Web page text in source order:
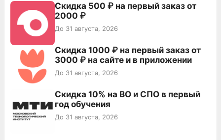
Скидка 500 ₽ на первый заказ от
2000 ₽
До 31 августа, 2026
Скидка 1000 ₽ на первый заказ от
3000 ₽ на сайте и в приложении
До 31 августа, 2026
Скидка 10% на ВО и СПО в первый
год обучения
До 31 августа, 2026